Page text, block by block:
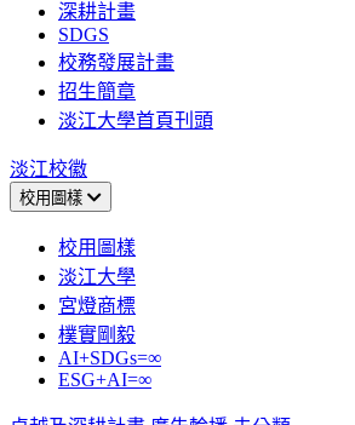
深耕計畫
SDGS
校務發展計畫
招生簡章
淡江大學首頁刊頭
淡江校徽
校用圖樣
校用圖樣
淡江大學
宮燈商標
樸實剛毅
AI+SDGs=∞
ESG+AI=∞